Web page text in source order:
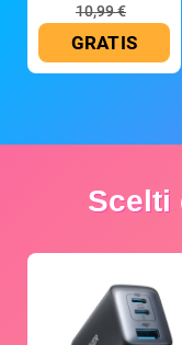
10,99 €
GRATIS
Scelti